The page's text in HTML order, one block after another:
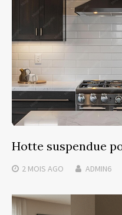
Hotte suspendue
2 MOIS AGO ADMIN6